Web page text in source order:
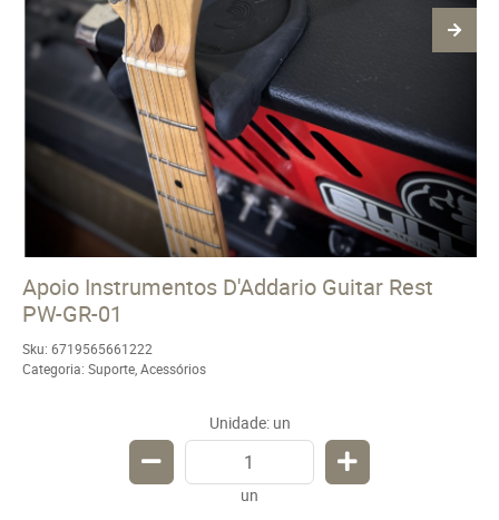
Apoio Instrumentos D'Addario Guitar Rest
PW-GR-01
Sku: 6719565661222
Categoria: Suporte Acessórios
Unidade: un
un